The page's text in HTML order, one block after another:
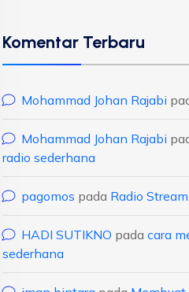
Komentar Terbaru
Mohammad Johan Rajabi
Mohammad Johan Rajabi
radio sederhana
pagomos pada Radio
HADI SUTIKNO pada cara
sederhana